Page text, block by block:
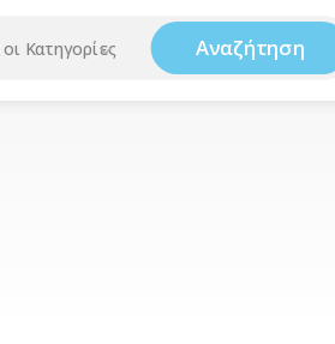
Κατηγορίες Αναζήτηση